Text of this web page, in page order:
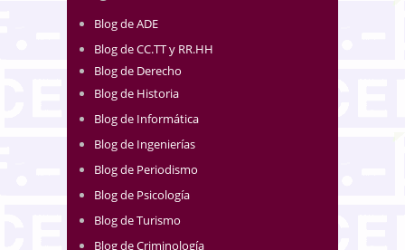
Blog de ADE
Blog de CC.TT y RR.HH
Blog de Derecho
Blog de Historia
Blog de Informática
Blog de Ingenierías
Blog de Periodismo
Blog de Psicología
Blog de Turismo
Blog de Criminología